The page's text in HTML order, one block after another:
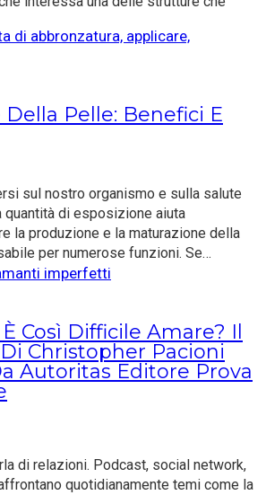
Della Pelle: Benefici E
sul nostro organismo e sulla salute
quantità di esposizione aiuta
la produzione e la maturazione della
per numerose funzioni. Se…
Così Difficile Amare? Il
Christopher Pacioni
Autoritas Editore Prova
di relazioni. Podcast, social network,
quotidianamente temi come la